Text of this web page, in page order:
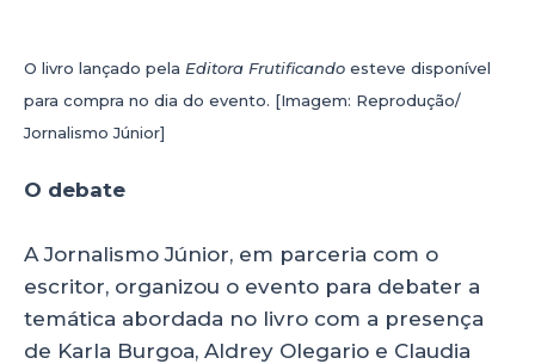
O livro lançado pela Editora Frutificando esteve disponível
para compra no dia do evento. [Imagem: Reprodução/
Jornalismo Júnior]
O debate
A Jornalismo Júnior, em parceria com o
escritor, organizou o evento para debater a
temática abordada no livro com a presença
de Karla Burgoa, Aldrey Olegario e Claudia